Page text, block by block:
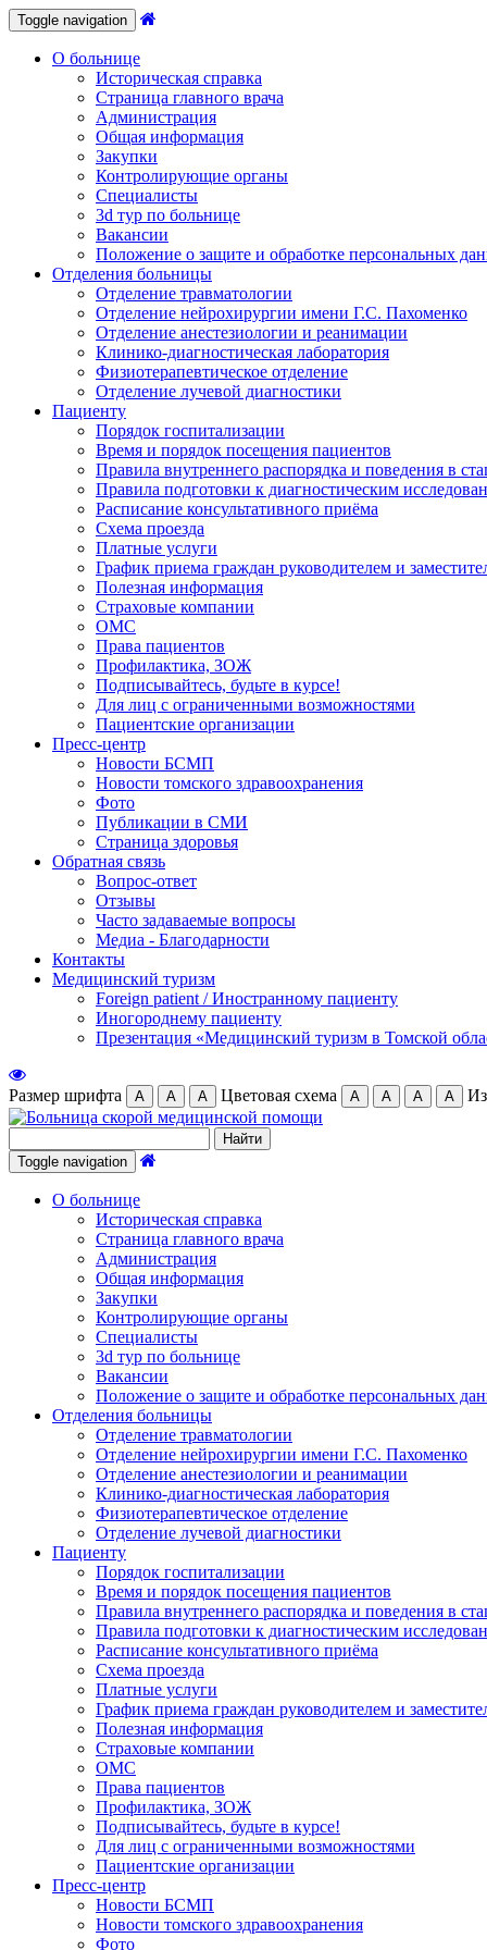
Toggle navigation
О больнице
Историческая справка
Страница главного врача
Администрация
Общая информация
Закупки
Контролирующие органы
Специалисты
3d тур по больнице
Вакансии
Положение о защите и обработке персональных
Отделения больницы
Отделение травматологии
Отделение нейрохирургии имени Г.С. Пахоменко
Отделение анестезиологии и реанимации
Клинико-диагностическая лаборатория
Физиотерапевтическое отделение
Отделение лучевой диагностики
Пациенту
Порядок госпитализации
Время и порядок посещения пациентов
Правила внутреннего распорядка и поведения в
Правила подготовки к диагностическим
Расписание консультативного приёма
Схема проезда
Платные услуги
График приема граждан руководителем и
Полезная информация
Страховые компании
ОМС
Права пациентов
Профилактика, ЗОЖ
Подписывайтесь, будьте в курсе!
Для лиц с ограниченными возможностями
Пациентские организации
Пресс-центр
Новости БСМП
Новости томского здравоохранения
Фото
Публикации в СМИ
Страница здоровья
Обратная связь
Вопрос-ответ
Отзывы
Часто задаваемые вопросы
Медиа - Благодарности
Контакты
Медицинский туризм
Foreign patient / Иностранному пациенту
Иногороднему пациенту
Презентация «Медицинский туризм в Томской
Размер шрифта А А А Цветовая схема А А А А
Toggle navigation
О больнице
Историческая справка
Страница главного врача
Администрация
Общая информация
Закупки
Контролирующие органы
Специалисты
3d тур по больнице
Вакансии
Положение о защите и обработке персональных
Отделения больницы
Отделение травматологии
Отделение нейрохирургии имени Г.С. Пахоменко
Отделение анестезиологии и реанимации
Клинико-диагностическая лаборатория
Физиотерапевтическое отделение
Отделение лучевой диагностики
Пациенту
Порядок госпитализации
Время и порядок посещения пациентов
Правила внутреннего распорядка и поведения в
Правила подготовки к диагностическим
Расписание консультативного приёма
Схема проезда
Платные услуги
График приема граждан руководителем и
Полезная информация
Страховые компании
ОМС
Права пациентов
Профилактика, ЗОЖ
Подписывайтесь, будьте в курсе!
Для лиц с ограниченными возможностями
Пациентские организации
Пресс-центр
Новости БСМП
Новости томского здравоохранения
Фото